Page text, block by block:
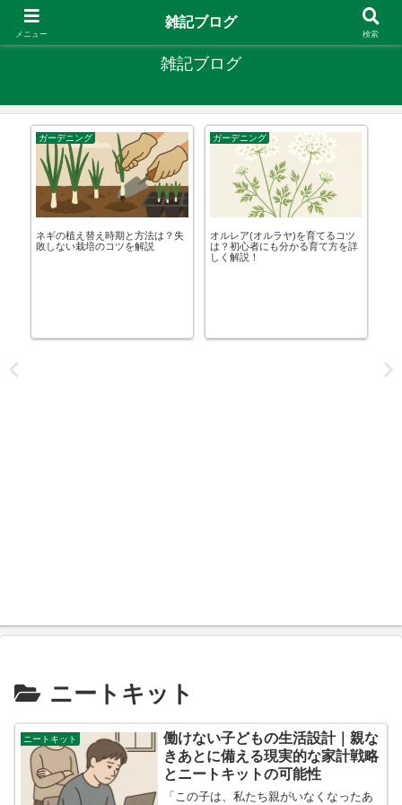
やりたいことがあるなら やってみたら？
雑記ブログ
ガーデニング
ネギの植え替え時期と方法は？失
敗しない栽培のコツを解説
ガーデニング
オルレア(オルラヤ)を育てるコツ
は？初心者にも分かる育て方を詳
しく解説！
ニートキット
ニートキット
働けない子どもの生活設計｜親な
きあとに備える現実的な家計戦略
とニートキットの可能性
「この子は、私たち親がいなくなったあ
メニュー
雑記ブログ
検索